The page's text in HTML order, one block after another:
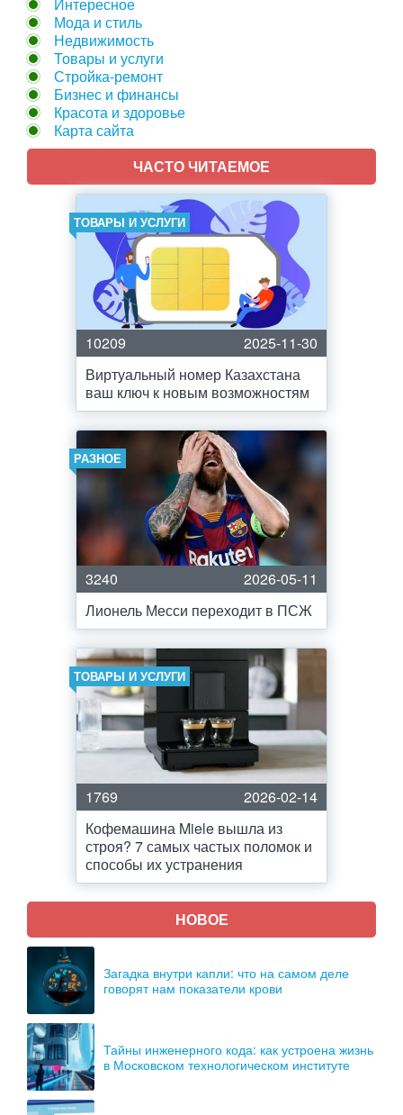
Мода и стиль
Недвижимость
Товары и услуги
Стройка-ремонт
Бизнес и финансы
Красота и здоровье
Карта сайта
ЧАСТО ЧИТАЕМОЕ
ТОВАРЫ И УСЛУГИ
10209
2025-11-30
Виртуальный номер Казахстана
ваш ключ к новым возможностям
РАЗНОЕ
3240
2026-05-11
Лионель Месси переходит в ПСЖ
ТОВАРЫ И УСЛУГИ
1769
2026-02-14
Кофемашина Miele вышла из
строя? 7 самых частых поломок и
способы их устранения
НОВОЕ
Загадка внутри капли: что на самом деле
говорят нам показатели крови
Тайны инженерного кода: как устроена жизнь
в Московском технологическом институте